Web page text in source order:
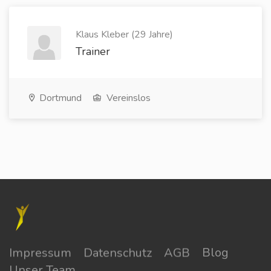
Klaus Kleber (29 Jahre)
Trainer
Dortmund Vereinslos
Impressum Datenschutz AGB
Blog